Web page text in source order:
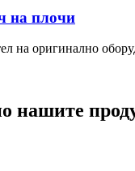
на плочи
на оригинално
нашите